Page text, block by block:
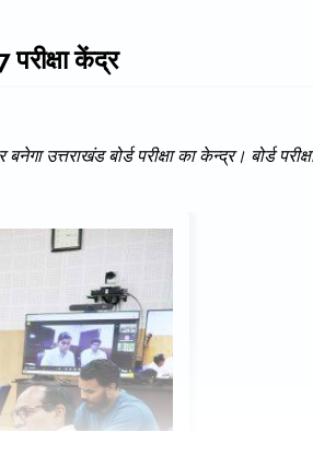
केंद्र
उत्तराखंड बोर्ड परीक्षा का केन्द्र। बोर्ड